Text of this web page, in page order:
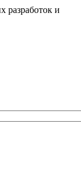
разработок и